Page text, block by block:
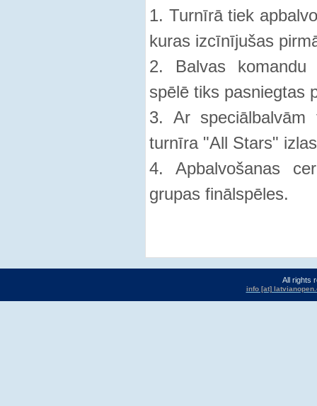
1. Turnīrā tiek
kuras izcīnījušas
2. Balvas komandu
spēlē tiks pasniegtas
3. Ar speciālbalvām
turnīra "All Stars"
4. Apbalvošanas
grupas finālspēles.
All rights
info [at]